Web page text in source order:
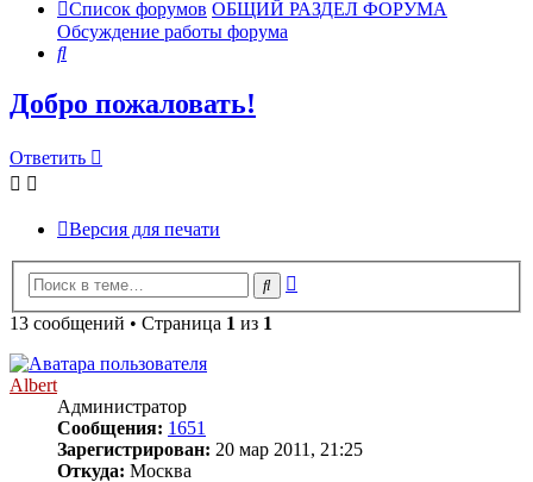
Список форумов ОБЩИЙ РАЗДЕЛ ФОРУМА
Обсуждение работы форума
Поиск
Добро пожаловать!
Ответить
Версия для печати
Поиск
13 сообщений • Страница 1 из 1
Albert
Администратор
Сообщения: 1651
Зарегистрирован: 20 мар 2011, 21:25
Откуда: Москва